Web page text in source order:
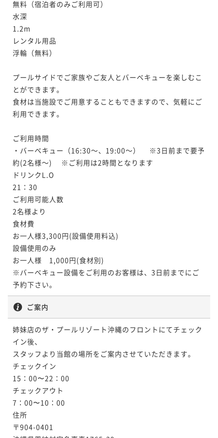
無料（宿泊者のみご利用可）
水深
1.2m
レンタル用品
浮輪（無料）
プールサイドでご家族やご友人とバーベキューを楽しむこ
とができます。
食材は当施設でご用意することもできますので、気軽にご
利用できます。
ご利用時間
・バーベキュー（16:30～、19:00～） 　※3日前まで要予
約(2名様～) 　※ご利用は2時間となります
ドリンクL.O
21：30
ご利用可能人数
2名様より
食材費
お一人様3,300円(設備使用料込)
設備使用のみ
お一人様　1,000円(食材別)
※バーベキュー設備をご利用のお客様は、3日前までにご
予約下さい。
ご案内
姉妹店のザ・プールリゾート沖縄のフロントにてチェック
イン後、
スタッフより当館の場所をご案内させていただきます。
チェックイン
15：00〜22：00
チェックアウト
7：00〜10：00
住所
〒904-0401